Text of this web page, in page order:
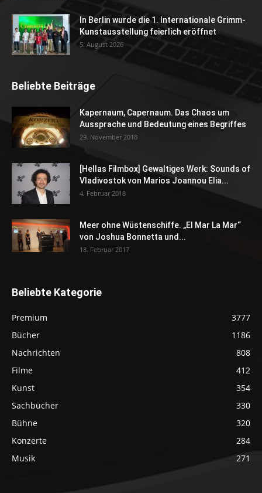
In Berlin wurde die 1. Internationale Grimm-
Kunstausstellung feierlich eröffnet
5. August 2026
Beliebte Beiträge
Kapernaum, Capernaum. Das Chaos um
Aussprache und Bedeutung eines Begriffes
29. November 2018
[Hellas Filmbox] Gewaltiges Werk: Sounds of
Vladivostok von Marios Joannou Elia...
4. Februar 2018
Meer ohne Wüstenschiffe. „El Mar La Mar“
von Joshua Bonnetta und...
18. Februar 2017
Beliebte Kategorie
Premium
3777
Bücher
1186
Nachrichten
808
Filme
412
Kunst
354
Sachbücher
330
Bühne
320
Konzerte
284
Musik
271